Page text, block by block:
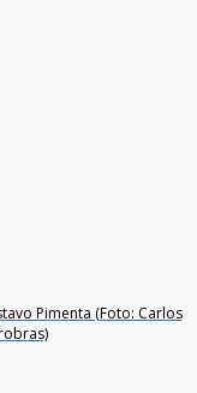
Pimenta (Foto: Carlos